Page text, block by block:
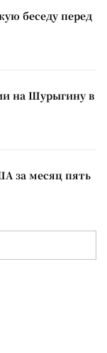
беседу перед
на Шурыгину в
за месяц пять